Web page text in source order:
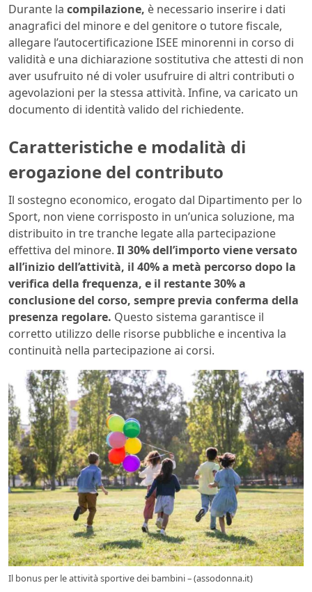
Durante la compilazione, è necessario inserire i dati
anagrafici del minore e del genitore o tutore fiscale,
allegare l’autocertificazione ISEE minorenni in corso di
validità e una dichiarazione sostitutiva che attesti di non
aver usufruito né di voler usufruire di altri contributi o
agevolazioni per la stessa attività. Infine, va caricato un
documento di identità valido del richiedente.
Caratteristiche e modalità di
erogazione del contributo
Il sostegno economico, erogato dal Dipartimento per lo
Sport, non viene corrisposto in un’unica soluzione, ma
distribuito in tre tranche legate alla partecipazione
effettiva del minore. Il 30% dell’importo viene versato
all’inizio dell’attività, il 40% a metà percorso dopo la
verifica della frequenza, e il restante 30% a
conclusione del corso, sempre previa conferma della
presenza regolare. Questo sistema garantisce il
corretto utilizzo delle risorse pubbliche e incentiva la
continuità nella partecipazione ai corsi.
Il bonus per le attività sportive dei bambini – (assodonna.it)